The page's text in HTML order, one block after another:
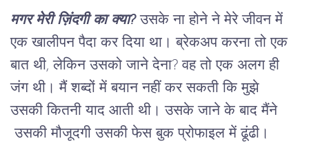
मगर मेरी ज़िंदगी का क्या? उसके ना होने ने मेरे जीवन में
एक खालीपन पैदा कर दिया था। ब्रेकअप करना तो एक
बात थी, लेकिन उसको जाने देना? वह तो एक अलग ही
जंग थी। मैं शब्दों में बयान नहीं कर सकती कि मुझे
उसकी कितनी याद आती थी। उसके जाने के बाद मैंने
उसकी मौजूदगी उसकी फेस बुक प्रोफाइल में ढूंढी।